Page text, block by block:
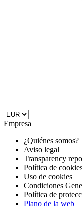
Empresa
¿Quiénes somos?
Aviso legal
Transparency
Política de cookies
Uso de cookies
Condiciones
Política de
Plano de la web